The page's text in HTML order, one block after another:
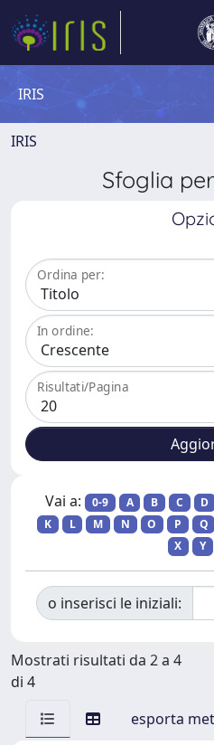
IRIS
IRIS
Sfoglia
Ordina per:
In ordine:
Risultati/Pagina
Vai a: 0-9 A B C D
K
L M N O P Q
X
Y
o inserisci le iniziali:
Mostrati risultati da 2 a 4
di 4
esporta